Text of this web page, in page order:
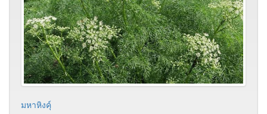
มหาหิงคุ์